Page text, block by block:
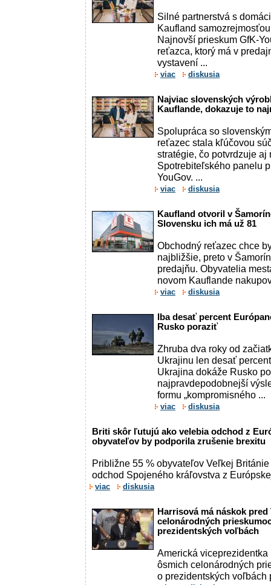
Silné partnerstvá s
Kaufland
Najnovší prieskum GfK-
reťazca, ktorý má v
vystavení ...
viac diskusia
Najviac slovenských
Kauflande, dokazuje to
Spolupráca so
reťazec stala kľúčovou
stratégie, čo potvrdzuje aj
Spotrebiteľského panelu
YouGov. ...
viac diskusia
Kaufland otvoril v
Slovensku ich má už 81
Obchodný reťazec chce
najbližšie, preto v
predajňu. Obyvatelia
novom Kauflande
viac diskusia
Iba desať percent
Rusko poraziť
Zhruba dva roky od
Ukrajinu len desať
Ukrajina dokáže Rusko
najpravdepodobnejší
formu „kompromisného ...
viac diskusia
Briti skôr ľutujú ako velebia odchod z
obyvateľov by podporila zrušenie brexitu
Približne 55 % obyvateľov Veľkej
odchod Spojeného kráľovstva z
viac diskusia
Harrisová má náskok
celonárodných
prezidentských voľbách
Americká
ôsmich celonárodných
o prezidentských voľbách